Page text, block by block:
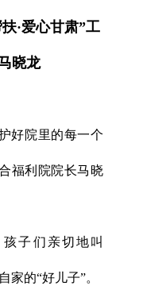
·爱心甘肃”工
晓龙
好院里的每一个
福利院院长马晓
子们亲切地叫
家的“好儿子”。